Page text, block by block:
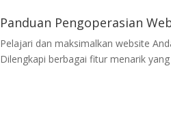
Panduan Pengoperasian
Pelajari dan maksimalkan website
Dilengkapi berbagai fitur menarik